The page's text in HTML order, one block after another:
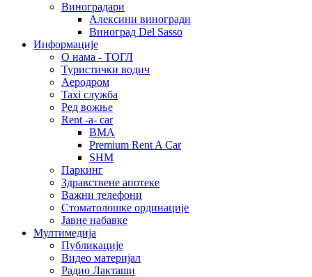
Виноградари
Алексини виногради
Виноград Del Sasso
Информације
О нама - ТОГЛ
Туристички водич
Аеродром
Taxi служба
Ред вожње
Rent -a- car
BMA
Premium Rent A Car
SHM
Паркинг
Здравствене апотеке
Важни телефони
Стоматолошке ординације
Јавне набавке
Мултимедија
Публикације
Видео материјал
Радио Лакташи